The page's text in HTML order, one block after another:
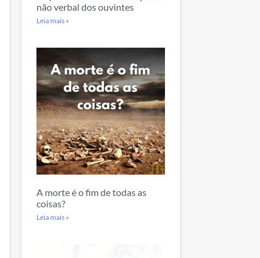
não verbal dos ouvintes
Leia mais »
A morte é o fim de todas as
coisas?
Leia mais »